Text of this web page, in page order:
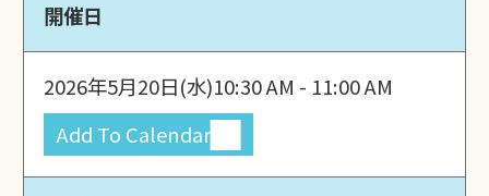
開催日
2026年5月20日(水)10:30 AM - 11:00 AM
Add To Calendar